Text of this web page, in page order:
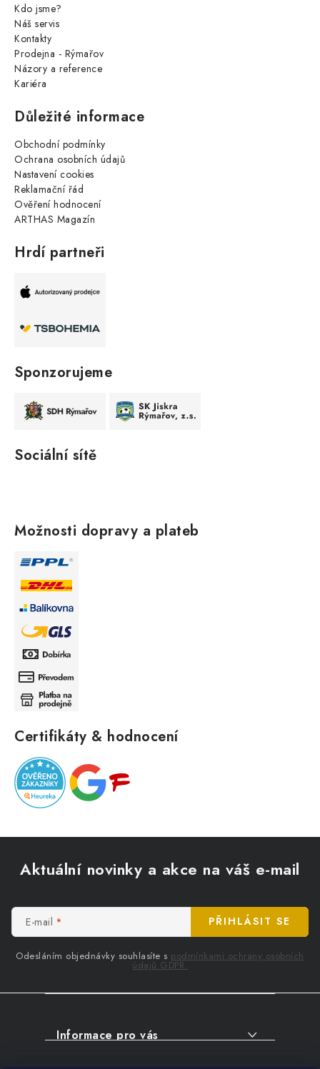
Kdo jsme?
Náš servis
Kontakty
Prodejna - Rýmařov
Názory a reference
Kariéra
Důležité informace
Obchodní podmínky
Ochrana osobních údajů
Nastavení cookies
Reklamační řád
Ověření hodnocení
ARTHAS Magazín
Hrdí partneři
Sponzorujeme
Sociální sítě
Možnosti dopravy a plateb
Certifikáty & hodnocení
Aktuální novinky a akce na váš e-mail
E-mail
Odesláním objednávky souhlasíte s podmínkami ochrany osobních
údajů GDPR.
PŘIHLÁSIT SE
Z
Informace pro vás